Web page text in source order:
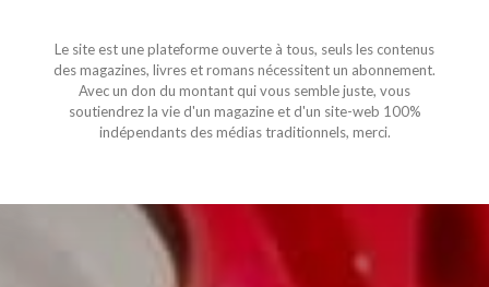
Le site est une plateforme ouverte à tous, seuls les contenus
des magazines, livres et romans nécessitent un abonnement.
Avec un don du montant qui vous semble juste, vous
soutiendrez la vie d'un magazine et d'un site-web 100%
indépendants des médias traditionnels, merci.